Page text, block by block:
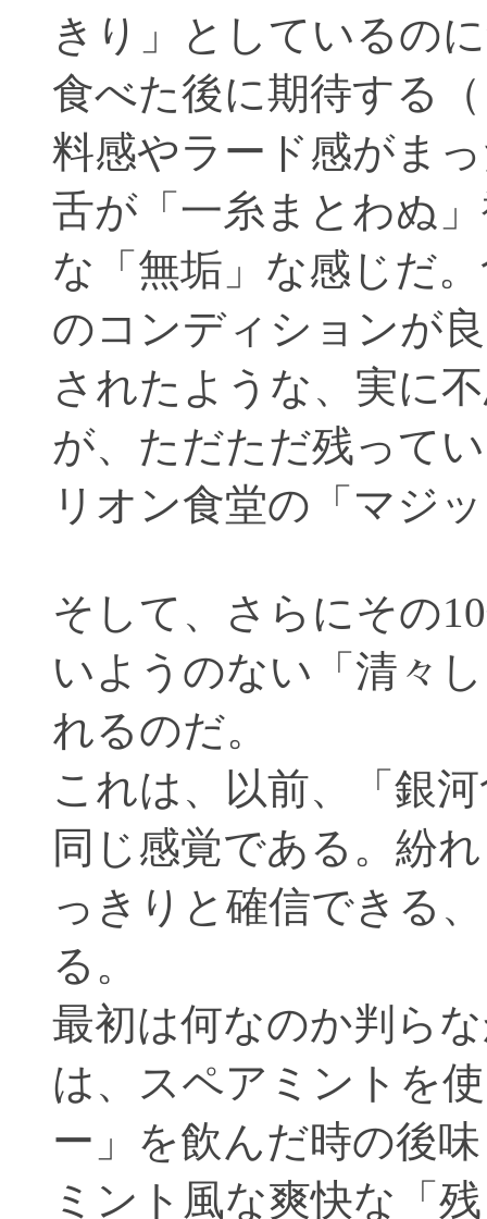
きり」としているの
食べた後に期待する
料感やラード感がま
舌が「一糸まとわぬ
な「無垢」な感じだ
のコンディションが
されたような、実に
が、ただただ残って
リオン食堂の「マジ
そして、さらにその
いようのない「清々
れるのだ。
これは、以前、「銀
同じ感覚である。紛
っきりと確信できる
る。
最初は何なのか判ら
は、スペアミントを
ー」を飲んだ時の後
ミント風な爽快な「